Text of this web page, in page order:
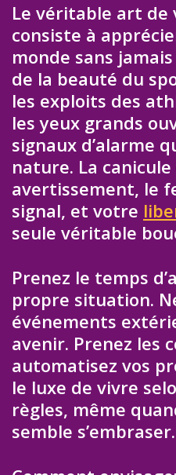
Le véritable art de
consiste à
monde sans
de la beauté du
les exploits des
les yeux grands
signaux d’alarme
nature. La
avertissement, le
signal, et votre
seule véritable
Prenez le temps
propre situation.
événements
avenir. Prenez les
automatisez vos
le luxe de vivre
règles, même
semble s’embraser.